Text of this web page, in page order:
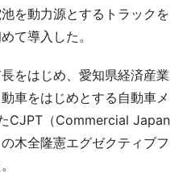
を動力源とするトラックを
て導入した。
をはじめ、愛知県経済産業
車をはじめとする自動車メ
CJPT（Commercial Japan
木全隆憲エグゼクティブフ